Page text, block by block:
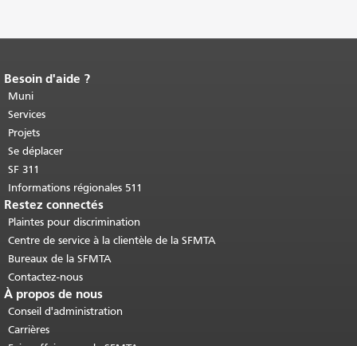
Fin du contenu de la page.
cette page se répète sur chaque page.
Retour au haut du contenu principal
Besoin d'aide ?
Muni
Services
Projets
Se déplacer
SF 311
Informations régionales 511
Restez connectés
Plaintes pour discrimination
Centre de service à la clientèle de la SFMTA
Bureaux de la SFMTA
Contactez-nous
À propos de nous
Conseil d'administration
Carrières